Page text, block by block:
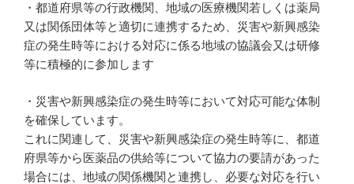
・都道府県等の行政機関、地域の医療機関若しくは薬局
又は関係団体等と適切に連携するため、災害や新興感染
症の発生時等における対応に係る地域の協議会又は研修
等に積極的に参加します
・災害や新興感染症の発生時等において対応可能な体制
を確保しています。
これに関連して、災害や新興感染症の発生時等に、都道
府県等から医薬品の供給等について協力の要請があった
場合には、地域の関係機関と連携し、必要な対応を行い